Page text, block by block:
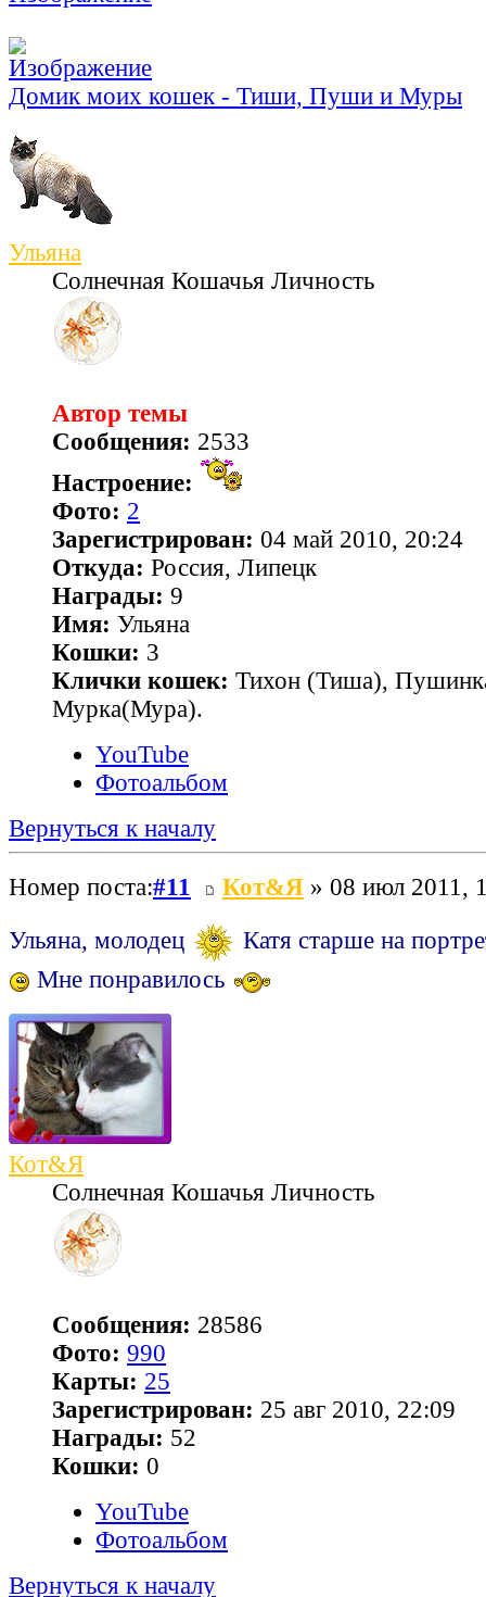
Домик моих кошек - Тиши, Пуши и Муры
Ульяна
Солнечная Кошачья Личность
Автор темы
Сообщения: 2533
Настроение:
Фото: 2
Зарегистрирован: 04 май 2010, 20:24
Откуда: Россия, Липецк
Награды: 9
Имя: Ульяна
Кошки: 3
Клички кошек: Тихон (Тиша),
Мурка(Мура).
YouTube
Фотоальбом
Вернуться к началу
Номер поста:#11 Кот&Я » 08 июл 2011,
Ульяна, молодец
Катя старше на
Мне понравилось
Кот&Я
Солнечная Кошачья Личность
Сообщения: 28586
Фото: 990
Карты: 25
Зарегистрирован: 25 авг 2010, 22:09
Награды: 52
Кошки: 0
YouTube
Фотоальбом
Вернуться к началу